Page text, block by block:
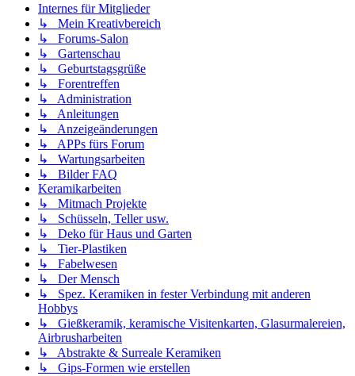
Internes für Mitglieder
↳ Mein Kreativbereich
↳ Forums-Salon
↳ Gartenschau
↳ Geburtstagsgrüße
↳ Forentreffen
↳ Administration
↳ Anleitungen
↳ Anzeigeänderungen
↳ APPs fürs Forum
↳ Wartungsarbeiten
↳ Bilder FAQ
Keramikarbeiten
↳ Mitmach Projekte
↳ Schüsseln, Teller usw.
↳ Deko für Haus und Garten
↳ Tier-Plastiken
↳ Fabelwesen
↳ Der Mensch
↳ Spez. Keramiken in fester Verbindung mit anderen
Hobbys
↳ Gießkeramik, keramische Visitenkarten, Glasurmalereien,
Airbrusharbeiten
↳ Abstrakte & Surreale Keramiken
↳ Gips-Formen wie erstellen